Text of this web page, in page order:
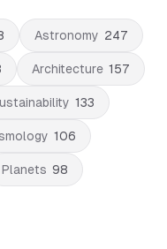
Astronomy 247
Architecture 157
133
106
Planets 98